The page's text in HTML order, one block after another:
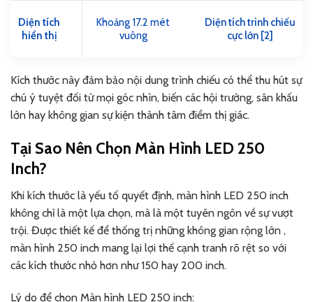
Diện tích
hiển thị
Khoảng 17.2 mét
vuông
Diện tích trình chiếu
cực lớn [2]
Kích thước này đảm bảo nội dung trình chiếu có thể thu hút sự
chú ý tuyệt đối từ mọi góc nhìn, biến các hội trường, sân khấu
lớn hay không gian sự kiện thành tâm điểm thị giác.
Tại Sao Nên Chọn Màn Hình LED 250
Inch?
Khi kích thước là yếu tố quyết định, màn hình LED 250 inch
không chỉ là một lựa chọn, mà là một tuyên ngôn về sự vượt
trội. Được thiết kế để thống trị những không gian rộng lớn ,
màn hình 250 inch mang lại lợi thế cạnh tranh rõ rệt so với
các kích thước nhỏ hơn như 150 hay 200 inch.
Lý do để chọn Màn hình LED 250 inch: